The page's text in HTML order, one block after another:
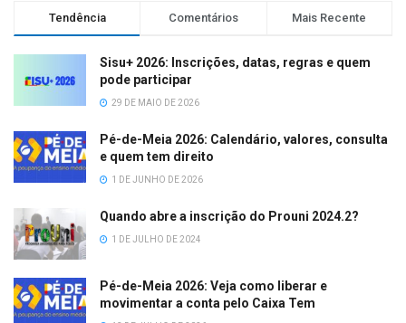
Tendência Comentários Mais Recente
Sisu+ 2026: Inscrições, datas, regras e quem
pode participar
29 DE MAIO DE 2026
Pé-de-Meia 2026: Calendário, valores, consulta
e quem tem direito
1 DE JUNHO DE 2026
Quando abre a inscrição do Prouni 2024.2?
1 DE JULHO DE 2024
Pé-de-Meia 2026: Veja como liberar e
movimentar a conta pelo Caixa Tem